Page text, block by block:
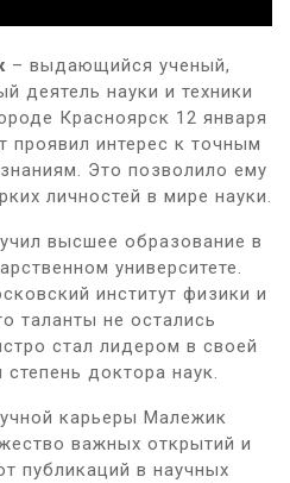
– выдающийся ученый,
деятель науки и техники
Красноярск 12 января
проявил интерес к точным
Это позволило ему
личностей в мире науки.
высшее образование в
университете.
институт физики и
таланты не остались
стал лидером в своей
доктора наук.
карьеры Малежик
важных открытий и
публикаций в научных